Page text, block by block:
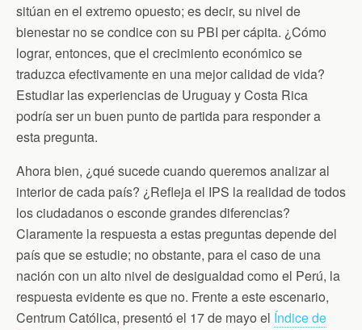
sitúan en el extremo opuesto; es decir, su nivel de
bienestar no se condice con su PBI per cápita. ¿Cómo
lograr, entonces, que el crecimiento económico se
traduzca efectivamente en una mejor calidad de vida?
Estudiar las experiencias de Uruguay y Costa Rica
podría ser un buen punto de partida para responder a
esta pregunta.
Ahora bien, ¿qué sucede cuando queremos analizar al
interior de cada país? ¿Refleja el IPS la realidad de todos
los ciudadanos o esconde grandes diferencias?
Claramente la respuesta a estas preguntas depende del
país que se estudie; no obstante, para el caso de una
nación con un alto nivel de desigualdad como el Perú, la
respuesta evidente es que no. Frente a este escenario,
Centrum Católica, presentó el 17 de mayo el Índice de